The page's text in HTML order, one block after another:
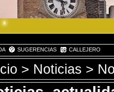
SUGERENCIAS CALLEJERO
> Noticias >